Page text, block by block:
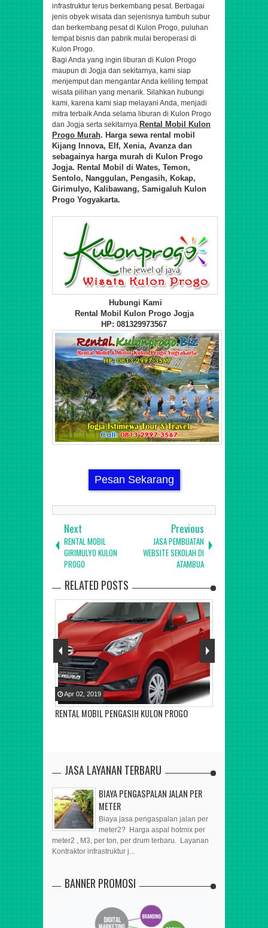
infrastruktur terus berkembang pesat. Berbagai
jenis obyek wisata dan sejenisnya tumbuh subur
dan berkembang pesat di Kulon Progo, puluhan
tempat bisnis dan pabrik mulai beroperasi di
Kulon Progo.
Bagi Anda yang ingin liburan di Kulon Progo
maupun di Jogja dan sekitarnya, kami siap
menjemput dan mengantar Anda keliling tempat
wisata pilihan yang menarik. Silahkan hubungi
kami, karena kami siap melayani Anda, menjadi
mitra terbaik Anda selama liburan di Kulon Progo
dan Jogja serta sekitarnya. Rental Mobil Kulon
Progo Murah. Harga sewa rental mobil
Kijang Innova, Elf, Xenia, Avanza dan
sebagainya harga murah di Kulon Progo
Jogja. Rental Mobil di Wates, Temon,
Sentolo, Nanggulan, Pengasih, Kokap,
Girimulyo, Kalibawang, Samigaluh Kulon
Progo Yogyakarta.
Hubungi Kami
Rental Mobil Kulon Progo Jogja
HP: 081329973567
Pesan Sekarang
Next
RENTAL MOBIL
GIRIMULYO KULON
PROGO
Previous
JASA PEMBUATAN
WEBSITE SEKOLAH DI
ATAMBUA
RELATED POSTS
RENTAL MOBIL PENGASIH KULON PROGO
Apr 02, 2019
JASA LAYANAN TERBARU
BIAYA PENGASPALAN JALAN PER
METER
Biaya jasa pengaspalan jalan per
meter2? Harga aspal hotmix per
meter2 , M3, per ton, per drum terbaru. Layanan
Kontraktor infrastruktur j...
BANNER PROMOSI